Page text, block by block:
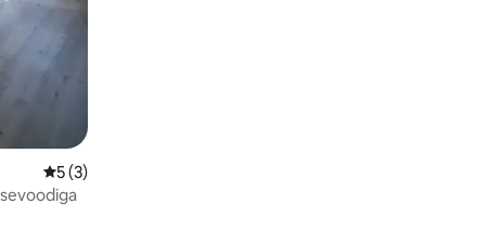
Keskmine hinnang 5/5, 3 hinnangut
5 (3)